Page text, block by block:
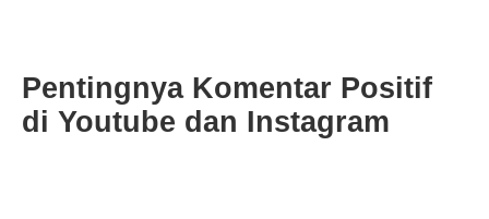
Pentingnya Komentar Positif
di Youtube dan Instagram